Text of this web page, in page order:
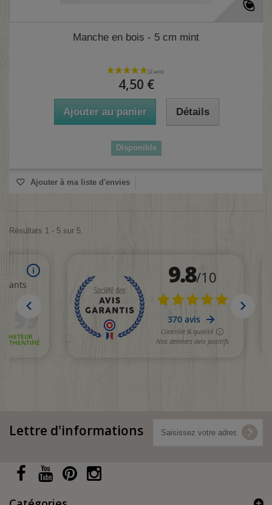
Manche en bois - 5 cm mint
4,50 €
Ajouter au panier Détails
Disponible
Ajouter à ma liste d'envies
Résultats 1 - 5 sur 5.
Lettre d'informations